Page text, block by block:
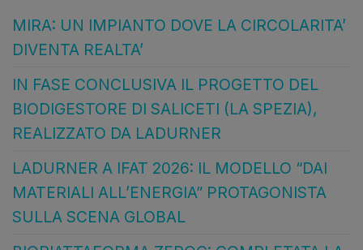
MIRA: UN IMPIANTO DOVE LA CIRCOLARITA’
DIVENTA REALTA’
IN FASE CONCLUSIVA IL PROGETTO DEL
BIODIGESTORE DI SALICETI (LA SPEZIA),
REALIZZATO DA LADURNER
LADURNER A IFAT 2026: IL MODELLO “DAI
MATERIALI ALL’ENERGIA” PROTAGONISTA
SULLA SCENA GLOBAL